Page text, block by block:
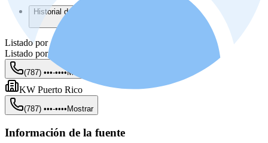
Historial del listado
Listado por
Listado por
(787) •••-••••Mostrar
KW Puerto Rico
(787) •••-•••• Mostrar
Información de la fuente